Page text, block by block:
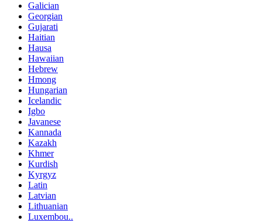
Galician
Georgian
Gujarati
Haitian
Hausa
Hawaiian
Hebrew
Hmong
Hungarian
Icelandic
Igbo
Javanese
Kannada
Kazakh
Khmer
Kurdish
Kyrgyz
Latin
Latvian
Lithuanian
Luxembou..